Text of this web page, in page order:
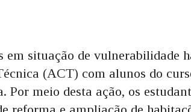
em situação de vulnerabilidade
(ACT) com alunos do
Por meio desta ação, os